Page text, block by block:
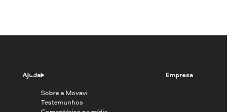
Ajuda
Empresa
Sobre a Movavi
Testemunhos